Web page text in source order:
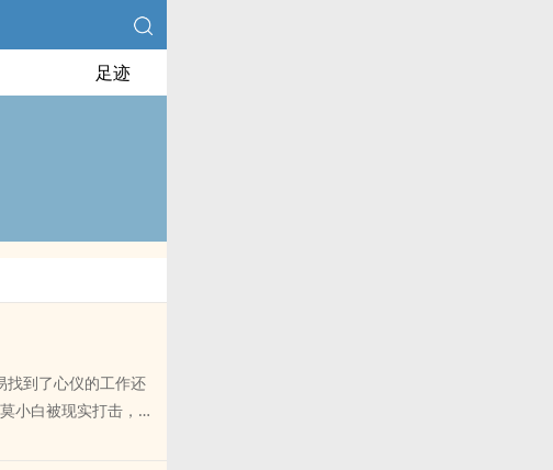
足迹
找到了心仪的工作还
小白被现实打击，即